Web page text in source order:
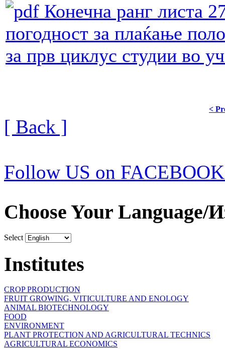
Конечна ранг листа
погодност за плаќање
за прв циклус студии во
<
[ Back ]
Follow US on
Choose Your Language/
Select
Institutes
CROP PRODUCTION
FRUIT GROWING, VITICULTURE AND ENOLOGY
ANIMAL BIOTECHNOLOGY
FOOD
ENVIRONMENT
PLANT PROTECTION AND AGRICULTURAL TECHNICS
AGRICULTURAL ECONOMICS